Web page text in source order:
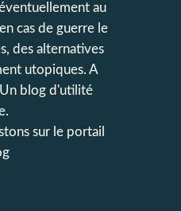
au
cas de guerre le
des alternatives
utopiques. A
blog d'utilité
sur le portail